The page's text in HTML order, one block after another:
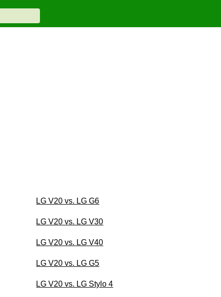
LG V20 vs. LG G6
LG V20 vs. LG V30
LG V20 vs. LG V40
LG V20 vs. LG G5
LG V20 vs. LG Stylo 4